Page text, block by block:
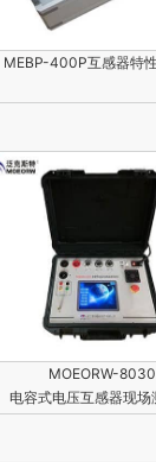
MEBP-400P互感器特
MOEORW-8030
电容式电压互感器现场